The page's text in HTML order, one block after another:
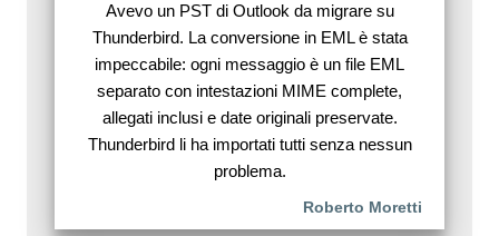
Avevo un PST di Outlook da migrare su
Thunderbird. La conversione in EML è stata
impeccabile: ogni messaggio è un file EML
separato con intestazioni MIME complete,
allegati inclusi e date originali preservate.
Thunderbird li ha importati tutti senza nessun
problema.
Roberto Moretti